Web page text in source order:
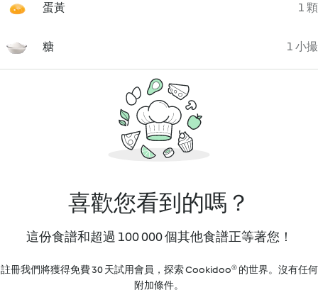
蛋黃 1 顆
糖 1 小撮
喜歡您看到的嗎？
這份食譜和超過 100 000 個其他食譜正等著您！
註冊我們將獲得免費 30 天試用會員，探索 Cookidoo® 的世界。沒有任何
附加條件。